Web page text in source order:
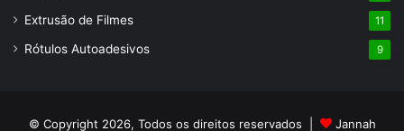
Extrusão de Filmes 11
Rótulos Autoadesivos 9
© Copyright 2026, Todos os direitos reservados | Jannah